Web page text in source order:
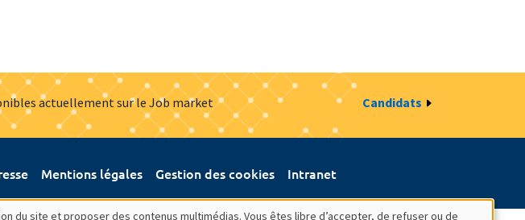
actuellement sur le Job market Candidats
Mentions légales Gestion des cookies Intranet
site et proposer des contenus multimédias. Vous êtes libre d’accepter, de refuser ou de